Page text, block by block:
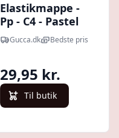
Elastikmappe -
Pp - C4 - Pastel
Grøn - Spree
Gucca.dk Bedste pris
29,95 kr.
Til butik